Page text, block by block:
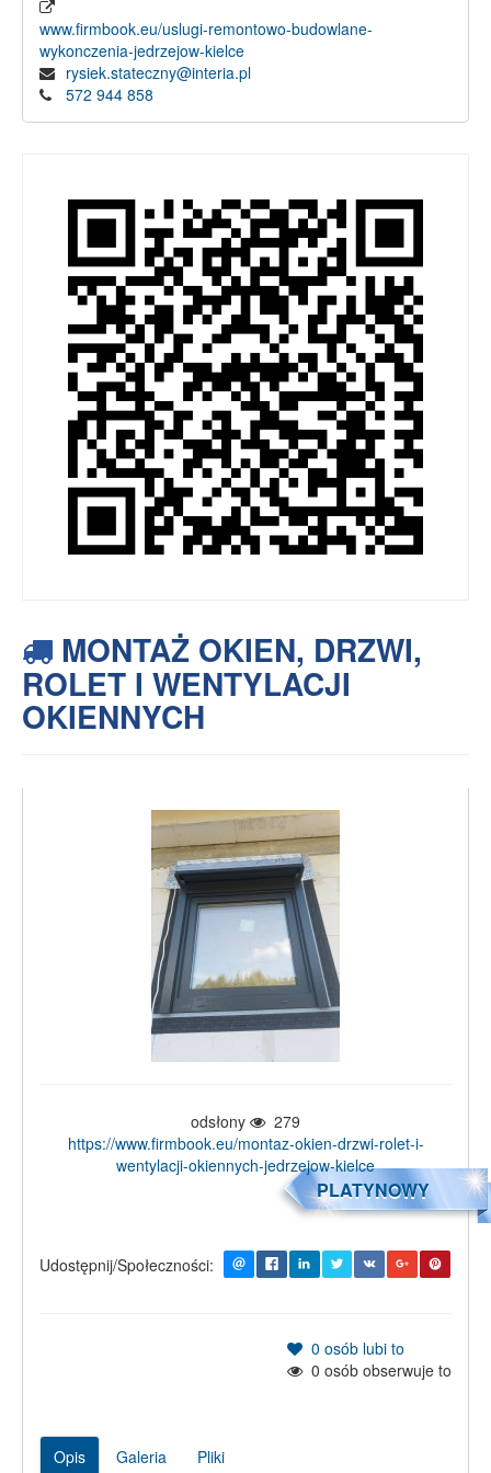
www.firmbook.eu/uslugi-remontowo-budowlane-
wykonczenia-jedrzejow-kielce
rysiek.stateczny@interia.pl
572 944 858
MONTAŻ OKIEN, DRZWI,
ROLET I WENTYLACJI
OKIENNYCH
odsłony
279
https://www.firmbook.eu/montaz-okien-drzwi-rolet-i-
wentylacji-okiennych-jedrzejow-kielce
PLATYNOWY
Udostępnij/Społeczności:
0 osób lubi to
0 osób obserwuje to
Opis Galeria Pliki